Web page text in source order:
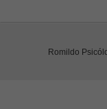
Romildo